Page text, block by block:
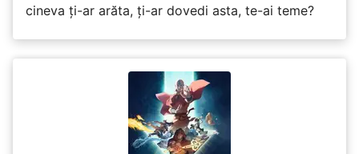
cineva ți-ar arăta, ți-ar dovedi asta, te-ai teme?